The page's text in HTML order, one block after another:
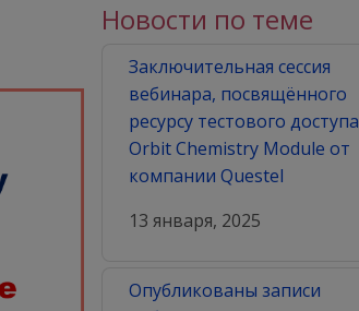
Новости по теме
Заключительная сессия
вебинара, посвящённого
ресурсу тестового доступа
Orbit Chemistry Module от
компании Questel
13 января, 2025
Опубликованы записи